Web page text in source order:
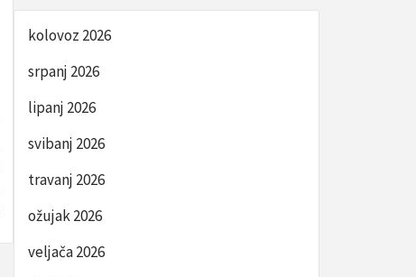
kolovoz 2026
srpanj 2026
lipanj 2026
svibanj 2026
travanj 2026
ožujak 2026
veljača 2026